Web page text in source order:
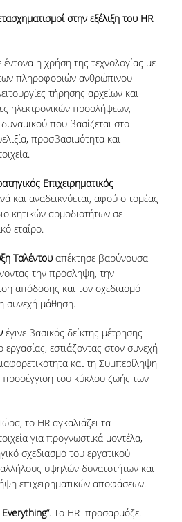
ΣΥΝΕΡΓΑΤΕΣ
ΥΠΟΣΤΗΡΙΞΗ
ΣΤΗΝ ΠΡΑΞΗ
ΗΜΕΡΙΔΕΣ
ΑΝΑΠΤΥΞΗΣ ΔΕΞΙΟΤΗΤΩΝ ΔΑΔ
ΜΕ ΣΤΕΛΕΧΗ HR
ΚΑΙ ΛΙΣΤΕΣ ΚΑΤΑΤΑΞΗΣ
ΤΟΥ ΜΠΣ
στην εξέλιξη του HR
έντονα η χρήση της τεχνολογίας με
πληροφοριών ανθρώπινου
τήρησης αρχείων και
ηλεκτρονικών προσλήψεων,
που βασίζεται στο
προσβασιμότητα και
Επιχειρηματικός
και αναδεικνύεται, αφού ο τομέας
αρμοδιοτήτων σε
εταίρο.
Ταλέντουαπέκτησε βαρύνουσα
την πρόσληψη, την
απόδοσης και τον σχεδιασμό
συνεχή μάθηση.
έγινε βασικός δείκτης μέτρησης
εστιάζοντας στον συνεχή
και τη Συμπερίληψη
προσέγγιση του κύκλου ζωής των
το HR αγκαλιάζει τα
για προγνωστικά μοντέλα,
σχεδιασμό του εργατικού
υψηλών δυνατοτήτων και
επιχειρηματικών αποφάσεων.
. Το HR προσαρμόζει